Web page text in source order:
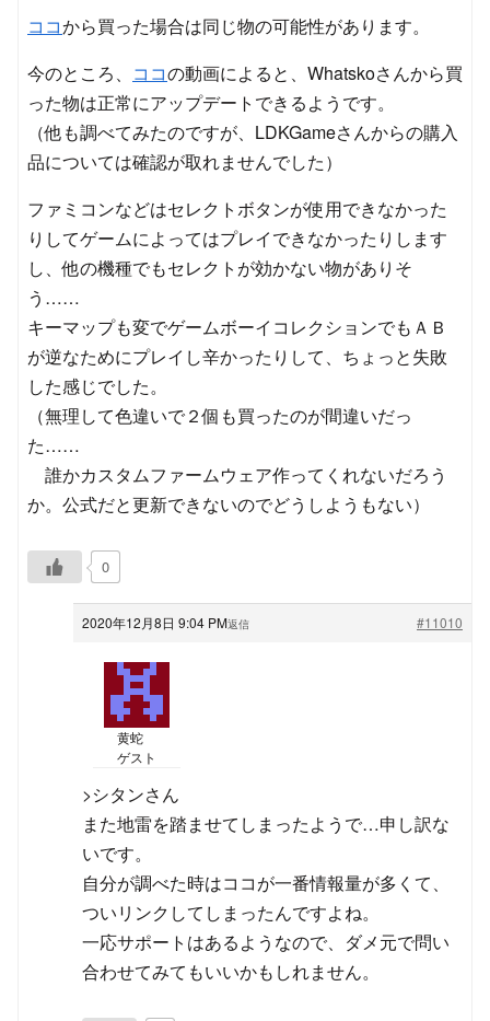
ココから買った場合は同じ物の可能性があります。
今のところ、 ココの動画によると、Whatskoさんから買
った物は正常にアップデートできるようです。
（他も調べてみたのですが、LDKGameさんからの購入
品については確認が取れませんでした）
ファミコンなどはセレクトボタンが使用できなかった
りしてゲームによってはプレイできなかったりします
し、他の機種でもセレクトが効かない物がありそ
う……
キーマップも変でゲームボーイコレクションでもＡＢ
が逆なためにプレイし辛かったりして、ちょっと失敗
した感じでした。
（無理して色違いで２個も買ったのが間違いだっ
た……
誰かカスタムファームウェア作ってくれないだろう
か。公式だと更新できないのでどうしようもない）
0
2020年12月8日 9:04 PM #11010
返信
黄蛇
ゲスト
>シタンさん
また地雷を踏ませてしまったようで…申し訳な
いです。
自分が調べた時はココが一番情報量が多くて、
ついリンクしてしまったんですよね。
一応サポートはあるようなので、ダメ元で問い
合わせてみてもいいかもしれません。